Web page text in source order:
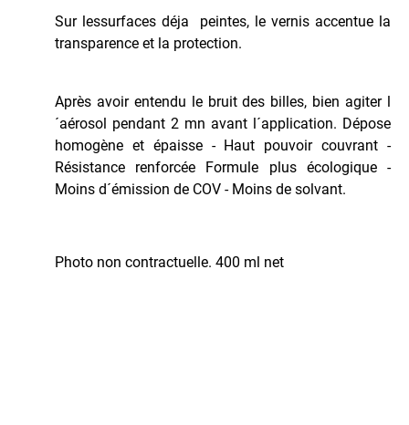
Sur lessurfaces déja peintes, le vernis accentue la
transparence et la protection.
Après avoir entendu le bruit des billes, bien agiter l
´aérosol pendant 2 mn avant l´application. Dépose
homogène et épaisse - Haut pouvoir couvrant -
Résistance renforcée Formule plus écologique -
Moins d´émission de COV - Moins de solvant.
Photo non contractuelle. 400 ml net